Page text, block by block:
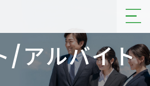
/アルバイト